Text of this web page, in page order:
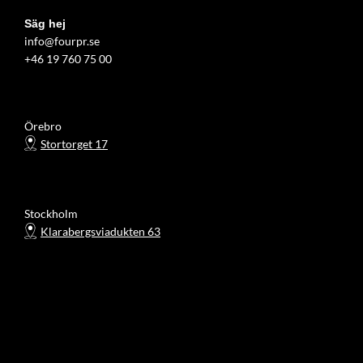
Säg hej
info@fourpr.se
+46 19 760 75 00
Örebro
Stortorget 17
Stockholm
Klarabergsviadukten 63